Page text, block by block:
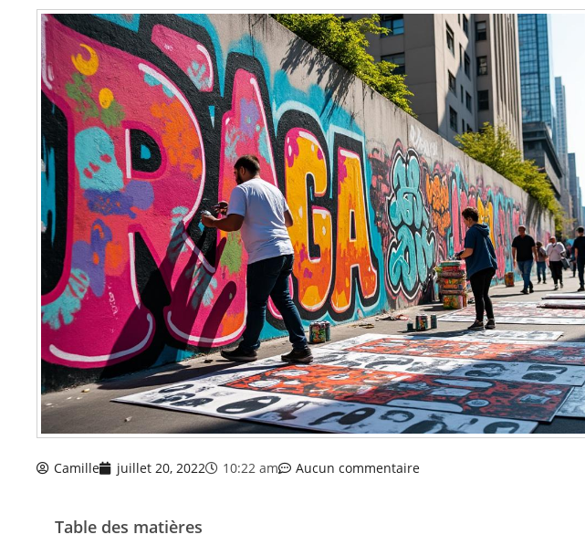
Camille juillet 20, 2022 10:22 am Aucun commentaire
Table des matières